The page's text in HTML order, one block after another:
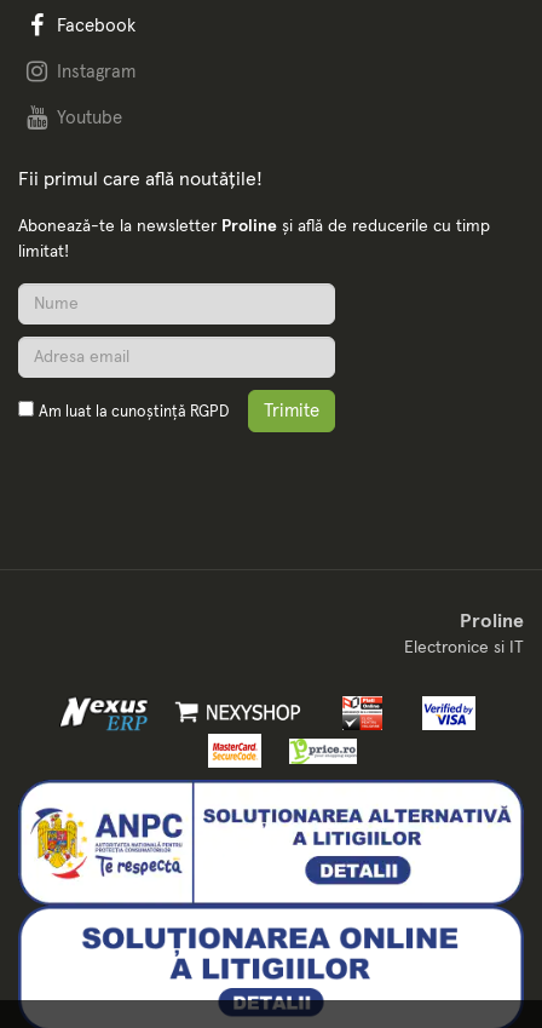
Facebook
Instagram
Youtube
Fii primul care află noutățile!
Abonează-te la newsletter Proline și află de reducerile cu timp
limitat!
Am luat la cunoștință RGPD Trimite
Proline
Electronice si IT